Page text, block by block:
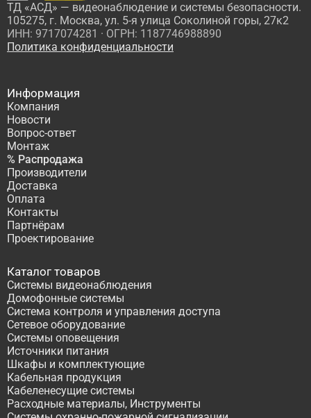
ТД «АСД» — видеонаблюдение и системы безопасности.
105275, г. Москва, ул. 5-я улица Соколиной горы, 27к2
ИНН: 9717074281 · ОГРН: 1187746988890
Политика конфиденциальности
Информация
Компания
Новости
Вопрос-ответ
Монтаж
% Распродажа
Производители
Доставка
Оплата
Контакты
Партнёрам
Проектирование
Каталог товаров
Системы видеонаблюдения
Домофонные системы
Система контроля и управления доступа
Сетевое оборудование
Системы оповещения
Источники питания
Шкафы и комплектующие
Кабельная продукция
Кабеленесущие системы
Расходные материалы, Инструменты